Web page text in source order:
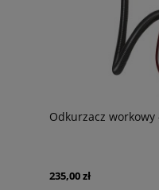
Odkurzacz workowy
235,00 zł